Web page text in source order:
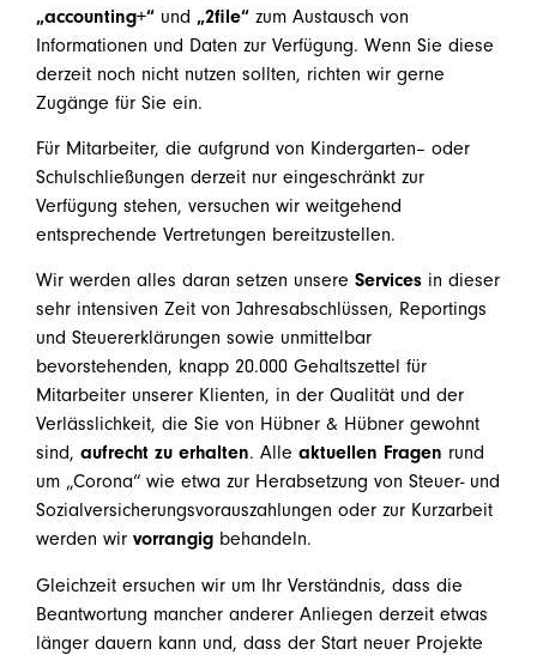
„accounting+“ und „2file“ zum Austausch von
Informationen und Daten zur Verfügung. Wenn Sie diese
derzeit noch nicht nutzen sollten, richten wir gerne
Zugänge für Sie ein.
Für Mitarbeiter, die aufgrund von Kindergarten– oder
Schulschließungen derzeit nur eingeschränkt zur
Verfügung stehen, versuchen wir weitgehend
entsprechende Vertretungen bereitzustellen.
Wir werden alles daran setzen unsere Services in dieser
sehr intensiven Zeit von Jahresabschlüssen, Reportings
und Steuererklärungen sowie unmittelbar
bevorstehenden, knapp 20.000 Gehaltszettel für
Mitarbeiter unserer Klienten, in der Qualität und der
Verlässlichkeit, die Sie von Hübner & Hübner gewohnt
sind, aufrecht zu erhalten. Alle aktuellen Fragen rund
um „Corona“ wie etwa zur Herabsetzung von Steuer- und
Sozialversicherungsvorauszahlungen oder zur Kurzarbeit
werden wir vorrangig behandeln.
Gleichzeit ersuchen wir um Ihr Verständnis, dass die
Beantwortung mancher anderer Anliegen derzeit etwas
länger dauern kann und, dass der Start neuer Projekte